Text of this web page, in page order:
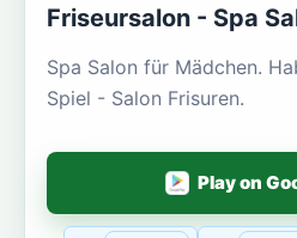
Friseursalon - Spa
Spa Salon für Mädchen.
Spiel - Salon Frisuren.
Play on